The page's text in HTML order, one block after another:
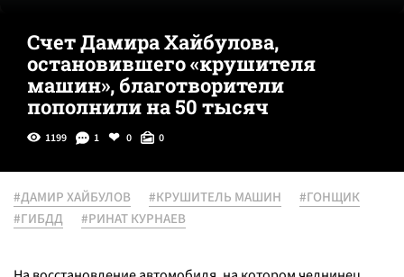
Счет Дамира Хайбулова,
остановившего «крушителя
машин», благотворители
пополнили на 50 тысяч
1199 1 0 0
#ДАМИР ХАЙБУЛОВ #КРУШИТЕЛЬ МАШИН
#ГОНЩИК
#ГИБДД
#РИНАТ КУРНАЕВ